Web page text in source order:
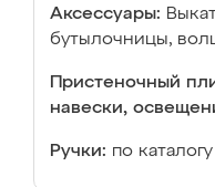
Аксессуары:
бутылочницы,
Пристеночный
навески,
Ручки: по каталогу